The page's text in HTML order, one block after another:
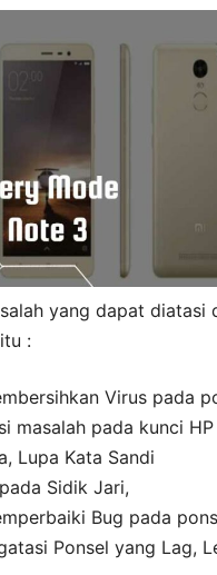
yang dapat diatasi
:
Virus pada
masalah pada kunci
Lupa Kata Sandi
Sidik Jari,
Bug pada
Ponsel yang Lag,